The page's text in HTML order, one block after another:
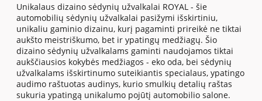
Unikalaus dizaino sėdynių užvalkalai ROYAL - šie
automobilių sėdynių užvalkalai pasižymi išskirtiniu,
unikaliu gaminio dizainu, kurį pagaminti prireikė ne tiktai
aukšto meistriškumo, bet ir ypatingų medžiagų. Šio
dizaino sėdynių užvalkalams gaminti naudojamos tiktai
aukščiausios kokybės medžiagos - eko oda, bei sėdynių
užvalkalams išskirtinumo suteikiantis specialaus, ypatingo
audimo raštuotas audinys, kurio smulkių detalių raštas
sukuria ypatingą unikalumo pojūtį automobilio salone.